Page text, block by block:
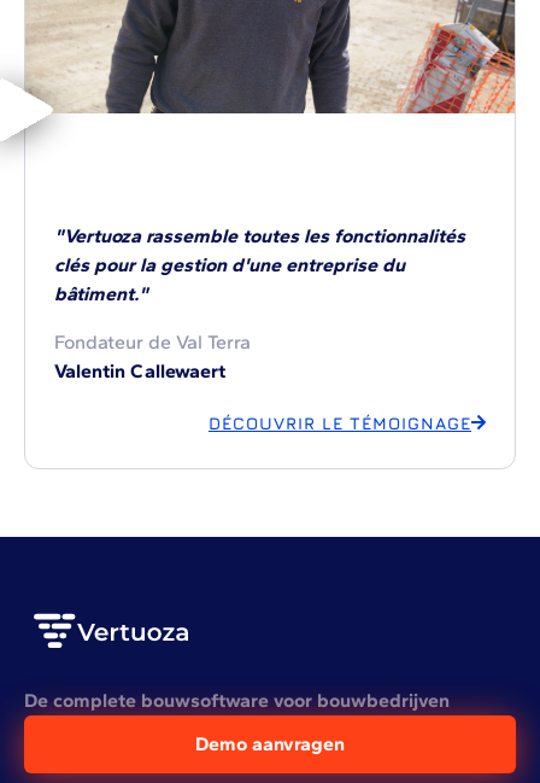
"Vertuoza rassemble toutes les fonctionnalités
clés pour la gestion d'une entreprise du
bâtiment."
Fondateur de Val Terra
Valentin Callewaert
DÉCOUVRIR LE TÉMOIGNAGE
De complete bouwsoftware voor bouwbedrijven
Demo aanvragen